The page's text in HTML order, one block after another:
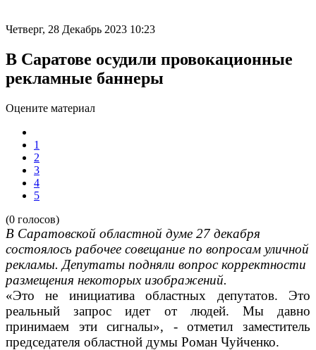
Четверг, 28 Декабрь 2023 10:23
В Саратове осудили провокационные
рекламные баннеры
Оцените материал
1
2
3
4
5
(0 голосов)
В Саратовской областной думе 27 декабря
состоялось рабочее совещание по вопросам уличной
рекламы. Депутаты подняли вопрос корректности
размещения некоторых изображений.
«Это не инициатива областных депутатов. Это
реальный запрос идет от людей. Мы давно
принимаем эти сигналы», - отметил заместитель
председателя областной думы Роман Чуйченко.